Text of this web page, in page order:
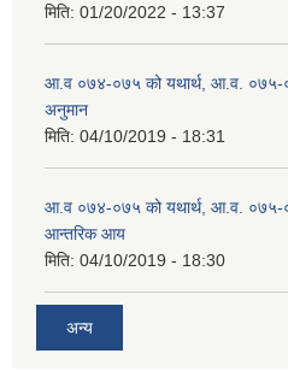
मिति: 01/20/2022 - 13:37
आ.व ०७४-०७५ को यथार्थ, आ.व. ०७५-
अनुमान
मिति: 04/10/2019 - 18:31
आ.व ०७४-०७५ को यथार्थ, आ.व. ०७५-
आन्तरिक आय
मिति: 04/10/2019 - 18:30
अन्य